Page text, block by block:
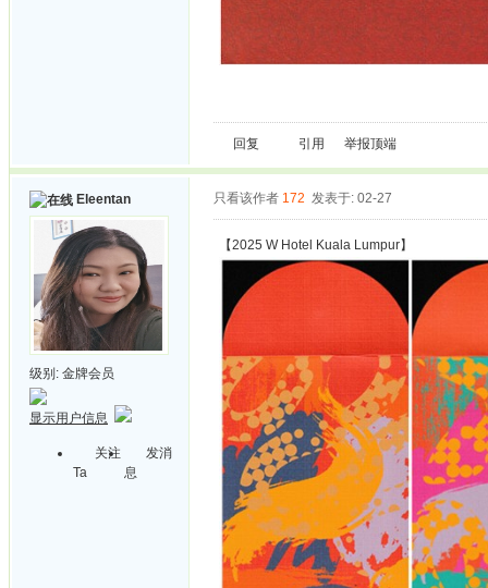
回复 引用 举报顶端
Eleentan
级别: 金牌会员
显示用户信息
关注
Ta
发消
息
只看该作者 172 发表于: 02-27
【2025 W Hotel Kuala Lumpur】